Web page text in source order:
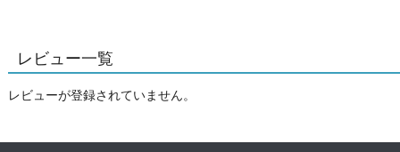
レビュー一覧
レビューが登録されていません。